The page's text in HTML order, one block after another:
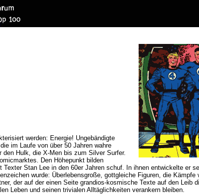
werden: Energie! Ungebändigte
im Laufe von über 50 Jahren wahre
den Hulk, die X-Men bis zum Silver Surfer.
Den Höhepunkt bilden
Stan Lee in den 60er Jahren schuf. In ihnen entwickelte er
wurde: Überlebensgroße, gottgleiche Figuren, die Kämpfe
der auf der einen Seite grandios-kosmische Texte auf den Leib
Leben und seinen trivialen Alltäglichkeiten verankern bleiben.